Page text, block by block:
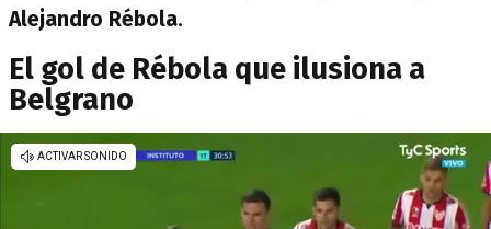
Alejandro Rébola.
El gol de Rébola que ilusiona a
Belgrano